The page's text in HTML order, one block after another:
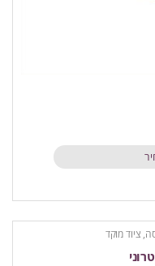
, ציוד מוקד